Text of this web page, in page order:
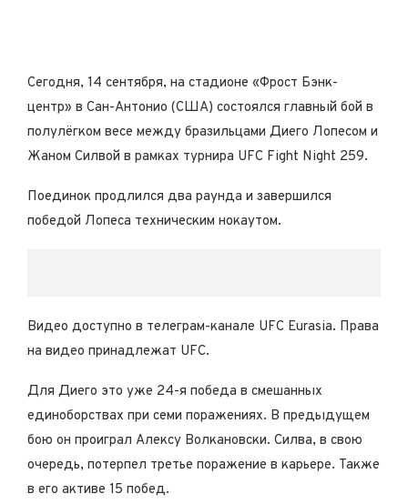
Сегодня, 14 сентября, на стадионе «Фрост Бэнк-
центр» в Сан-Антонио (США) состоялся главный бой в
полулёгком весе между бразильцами Диего Лопесом и
Жаном Силвой в рамках турнира UFC Fight Night 259.
Поединок продлился два раунда и завершился
победой Лопеса техническим нокаутом.
Видео доступно в телеграм-канале UFC Eurasia. Права
на видео принадлежат UFC.
Для Диего это уже 24-я победа в смешанных
единоборствах при семи поражениях. В предыдущем
бою он проиграл Алексу Волкановски. Силва, в свою
очередь, потерпел третье поражение в карьере. Также
в его активе 15 побед.